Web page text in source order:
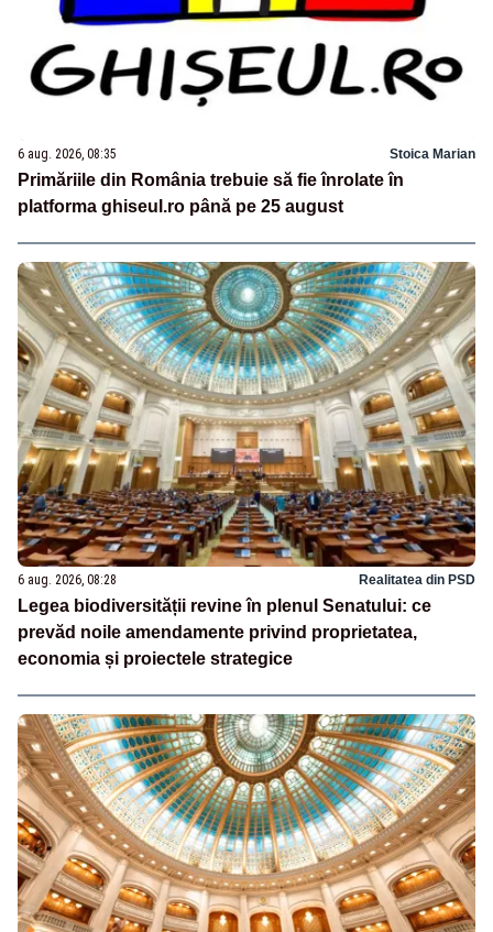
6 aug. 2026, 08:35 Stoica Marian
Primăriile din România trebuie să fie înrolate în
platforma ghiseul.ro până pe 25 august
6 aug. 2026, 08:28 Realitatea din PSD
Legea biodiversității revine în plenul Senatului: ce
prevăd noile amendamente privind proprietatea,
economia și proiectele strategice